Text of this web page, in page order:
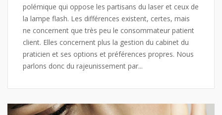
polémique qui oppose les partisans du laser et ceux de
la lampe flash. Les différences existent, certes, mais
ne concernent que très peu le consommateur patient
client. Elles concernent plus la gestion du cabinet du
praticien et ses options et préférences propres. Nous
parlons donc du rajeunissement par...